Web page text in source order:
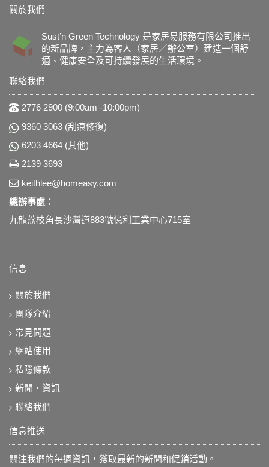
關於我們
Sust’n Green Technology 是家居易服務有限公司推出
的新品牌，主力為客人（家居／辦公室）建造一個舒
適、健康安全及可持續發展的生活環境。
聯絡我們
2776 2900 (9:00am -10:00pm)
9360 3063 (刮痕修復)
6203 4664 (其他)
2139 3693
keithlee@homeasy.com
總辦事處：
九龍荔枝角長沙灣道883號憶利工業中心715室
信息
關於我們
團隊介紹
常見問題
網站使用
私隱條款
新聞‧資訊
聯絡我們
信息推送
關注我們的每週資訊，獲取最新的新聞和促銷活動。